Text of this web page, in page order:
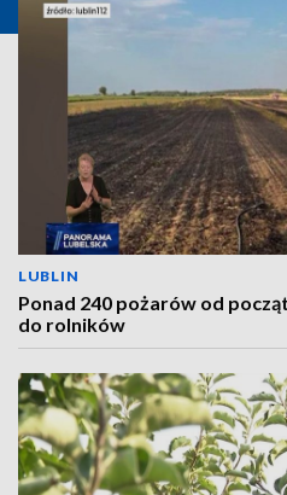
LUBLIN
Ponad 240 pożarów od
do rolników